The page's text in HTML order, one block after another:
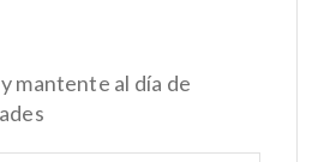
mantente al día de